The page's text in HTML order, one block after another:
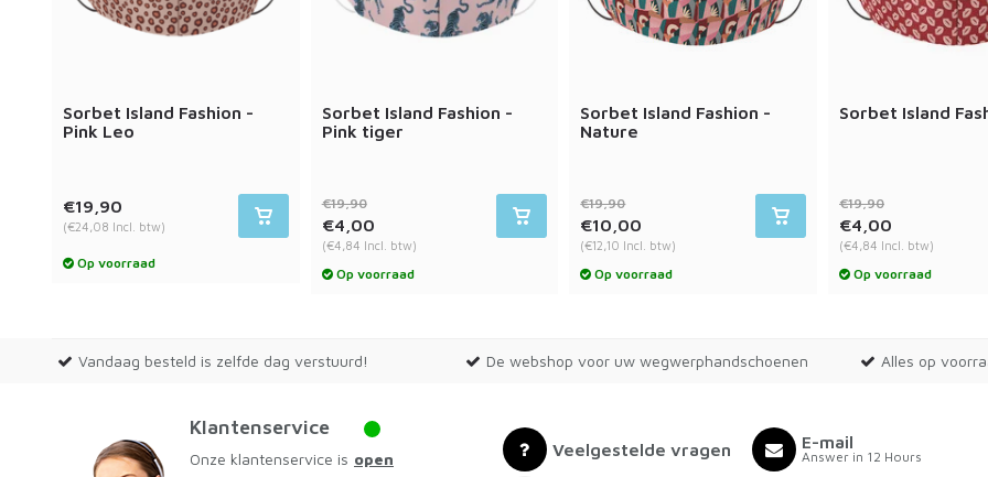
Sorbet Island Fashion -
Pink Leo
€19,90
(€24,08 Incl. btw)
Op voorraad
Sorbet Island Fashion -
Pink tiger
€19,90
€4,00
(€4,84 Incl. btw)
Op voorraad
Sorbet Island Fashion -
Nature
€19,90
€10,00
(€12,10 Incl. btw)
Op voorraad
Sorbet Island
€19,90
€4,00
(€4,84 Incl. btw)
Op voorraad
Vandaag besteld is zelfde dag verstuurd! De webshop voor uw wegwerphandschoenen Alles op
Klantenservice
Onze klantenservice is open Veelgestelde vragen E-mail
Answer in 12 Hours